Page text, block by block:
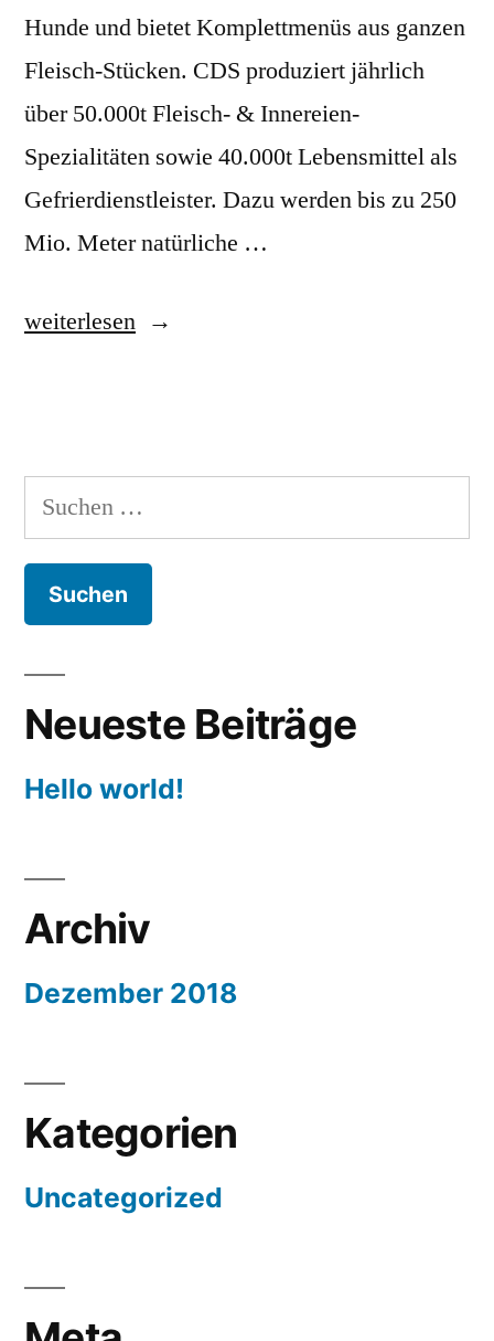
Hunde und bietet Komplettmenüs aus ganzen
Fleisch-Stücken. CDS produziert jährlich
über 50.000t Fleisch- & Innereien-
Spezialitäten sowie 40.000t Lebensmittel als
Gefrierdienstleister. Dazu werden bis zu 250
Mio. Meter natürliche …
„CDS
Graf
Barf“
weiterlesen
Suchen
nach:
Neueste Beiträge
Hello world!
Archiv
Dezember 2018
Kategorien
Uncategorized